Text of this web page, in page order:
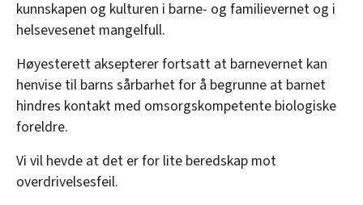
kunnskapen og kulturen i barne- og familievernet og i
helsevesenet mangelfull.
Høyesterett aksepterer fortsatt at barnevernet kan
henvise til barns sårbarhet for å begrunne at barnet
hindres kontakt med omsorgskompetente biologiske
foreldre.
Vi vil hevde at det er for lite beredskap mot
overdrivelsesfeil.